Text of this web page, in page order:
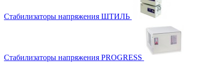
Стабилизаторы напряжения ШТИЛЬ
Стабилизаторы напряжения PROGRESS